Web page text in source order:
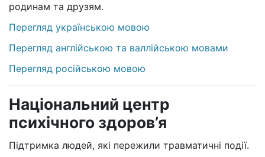
родинам та друзям.
Перегляд українською мовою
Перегляд англійською та валлійською мовами
Перегляд російською мовою
Національний центр
психічного здоров’я
Підтримка людей, які пережили травматичні події.